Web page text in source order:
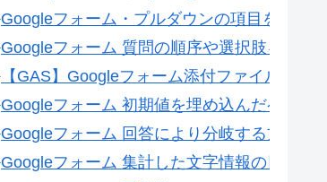
Googleフォーム・プルダウンの項目を1分お
Googleフォーム 質問の順序や選択肢をラン
【GAS】Googleフォーム添付ファイルの有
Googleフォーム 初期値を埋め込んだページ
Googleフォーム 回答により分岐する方法(条
Googleフォーム 集計した文字情報の日付を